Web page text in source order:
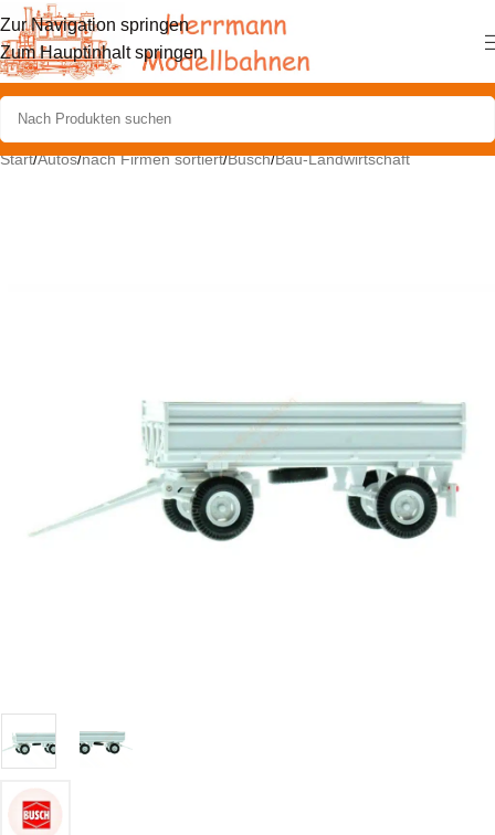
Zur Navigation springen
Zum Hauptinhalt springen
Start/Autos/nach Firmen sortiert/Busch/Bau-Landwirtschaft